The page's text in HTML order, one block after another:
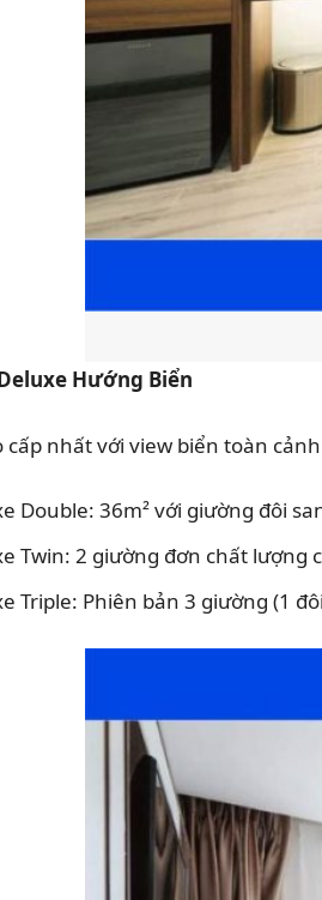
Hướng Biển
cấp nhất với view biển toàn
Double: 36m² với giường đôi
Twin: 2 giường đơn chất lượng
Triple: Phiên bản 3 giường (1